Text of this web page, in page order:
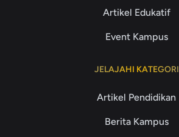
Artikel Edukatif
Event Kampus
JELAJAHI KATEGORI
Artikel Pendidikan
Berita Kampus